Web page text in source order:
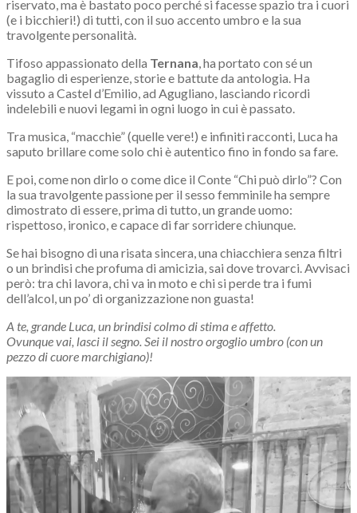
riservato, ma è bastato poco perché si facesse spazio tra i cuori
(e i bicchieri!) di tutti, con il suo accento umbro e la sua
travolgente personalità.
Tifoso appassionato della Ternana , ha portato con sé un
bagaglio di esperienze, storie e battute da antologia. Ha
vissuto a Castel d’Emilio, ad Agugliano, lasciando ricordi
indelebili e nuovi legami in ogni luogo in cui è passato.
Tra musica, “macchie” (quelle vere!) e infiniti racconti, Luca ha
saputo brillare come solo chi è autentico fino in fondo sa fare.
E poi, come non dirlo o come dice il Conte “Chi può dirlo”? Con
la sua travolgente passione per il sesso femminile ha sempre
dimostrato di essere, prima di tutto, un grande uomo:
rispettoso, ironico, e capace di far sorridere chiunque.
Se hai bisogno di una risata sincera, una chiacchiera senza filtri
o un brindisi che profuma di amicizia, sai dove trovarci. Avvisaci
però: tra chi lavora, chi va in moto e chi si perde tra i fumi
dell’alcol, un po’ di organizzazione non guasta!
A te, grande Luca, un brindisi colmo di stima e affetto.
Ovunque vai, lasci il segno. Sei il nostro orgoglio umbro (con un
pezzo di cuore marchigiano)!